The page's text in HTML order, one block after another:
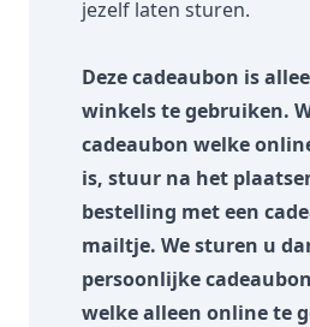
jezelf laten sturen.
Deze cadeaubon is
winkels te gebruiken.
cadeaubon welke
is, stuur na het
bestelling met een
mailtje. We sturen u
persoonlijke
welke alleen online te